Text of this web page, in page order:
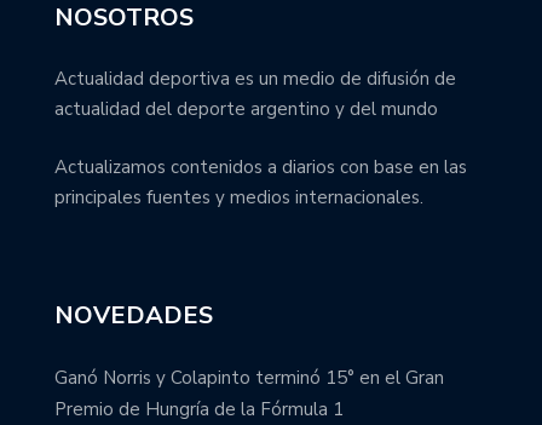
NOSOTROS
Actualidad deportiva es un medio de difusión de
actualidad del deporte argentino y del mundo
Actualizamos contenidos a diarios con base en las
principales fuentes y medios internacionales.
NOVEDADES
Ganó Norris y Colapinto terminó 15° en el Gran
Premio de Hungría de la Fórmula 1